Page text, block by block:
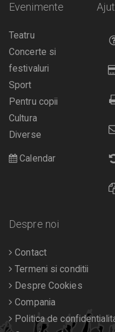
Evenimente
Teatru
Concerte si
festivaluri
Sport
Pentru copii
Cultura
Diverse
Calendar
Despre noi
Contact
Termeni si conditii
Despre Cookies
Compania
Politica de